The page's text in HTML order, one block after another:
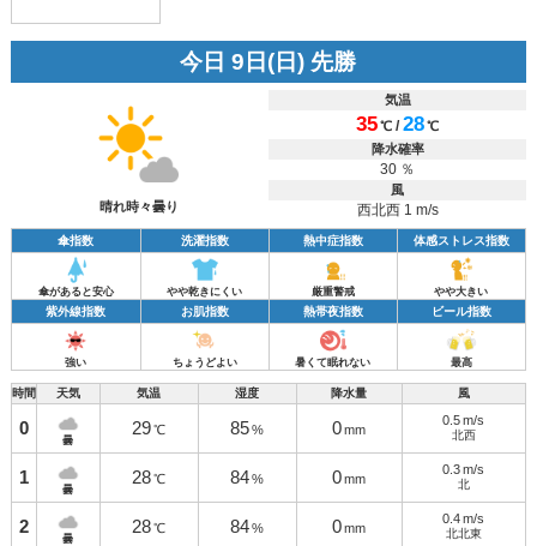
今日 9日(日) 先勝
晴れ時々曇り
気温
35℃ /28℃
降水確率
30 ％
風
西北西 1 m/s
傘指数 洗濯指数 熱中症指数 体感ストレス指数
傘があると安心 やや乾きにくい 厳重警戒 やや大きい
紫外線指数 お肌指数 熱帯夜指数 ビール指数
強い ちょうどよい 暑くて眠れない 最高
時間 天気 気温 湿度 降水量 風
0
曇
29 ℃ 85 % 0 mm
0.5 m/s
北西
1
曇
28 ℃ 84 % 0 mm
0.3 m/s
北
2
曇
28 ℃ 84 % 0 mm
0.4 m/s
北北東